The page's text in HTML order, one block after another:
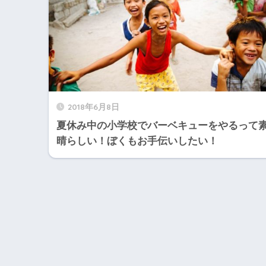
2018年6月8日
夏休み中の小学校でバーベキューをやるって
晴らしい！ぼくもお手伝いしたい！